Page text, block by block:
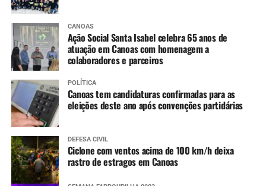
CANOAS
Ação Social Santa Isabel celebra 65 anos de
atuação em Canoas com homenagem a
colaboradores e parceiros
POLÍTICA
Canoas tem candidaturas confirmadas para as
eleições deste ano após convenções partidárias
DEFESA CIVIL
Ciclone com ventos acima de 100 km/h deixa
rastro de estragos em Canoas